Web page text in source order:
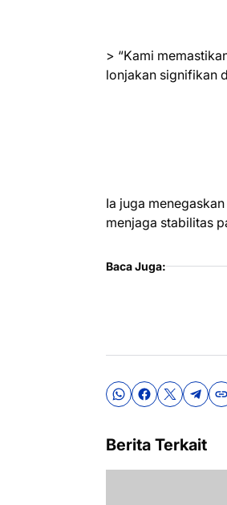
> “Kami
lonjakan signifikan
Ia juga
menjaga stabilitas
Baca Juga:
Berita Terkait